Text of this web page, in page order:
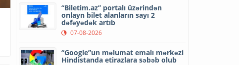
“Biletim.az” portalı üzərindən
onlayn bilet alanların sayı 2
dəfəyədək artıb
07-08-2026
“Google”un məlumat emalı mərkəzi
Hindistanda etirazlara səbəb olub